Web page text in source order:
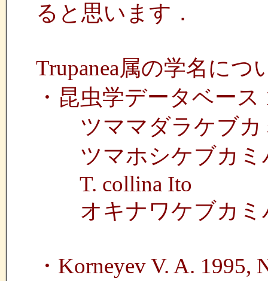
ると思います．
Trupanea属の学名に
・昆虫学データベース
ツママダラケブカミ
ツマホシケブカミ
T. collina Ito
オキナワケブカミバ
・Korneyev V. A. 1995,